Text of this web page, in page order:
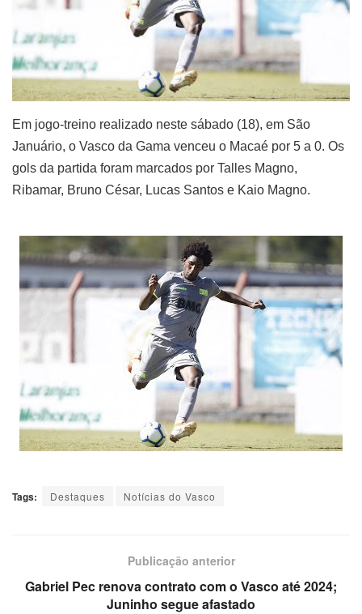
Em jogo-treino realizado neste sábado (18), em São
Januário, o Vasco da Gama venceu o Macaé por 5 a 0. Os
gols da partida foram marcados por Talles Magno,
Ribamar, Bruno César, Lucas Santos e Kaio Magno.
Tags: Destaques Notícias do Vasco
Publicação anterior
Gabriel Pec renova contrato com o Vasco até 2024;
Juninho segue afastado